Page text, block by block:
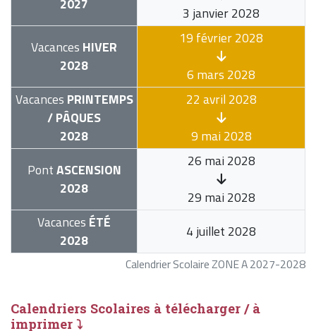
Calendrier Scolaire ZONE A 2027-2028
2027
3 janvier 2028
Vacances HIVER
2028
19 février 2028
6 mars 2028
Vacances PRINTEMPS
/ PÂQUES
2028
22 avril 2028
9 mai 2028
PontASCENSION
2028
26 mai 2028
29 mai 2028
Vacances ÉTÉ
2028
4 juillet 2028
Calendriers Scolaires à télécharger / à
imprimer ⤵